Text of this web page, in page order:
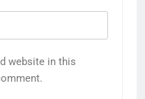
website in this